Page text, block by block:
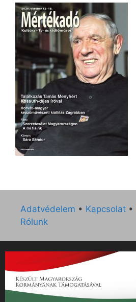
Adatvédelem • Kapcsolat •
Rólunk